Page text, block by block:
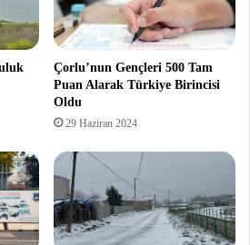
Çorlu’nun Gençleri 500 Tam
Puan Alarak Türkiye Birincisi
Oldu
29 Haziran 2024